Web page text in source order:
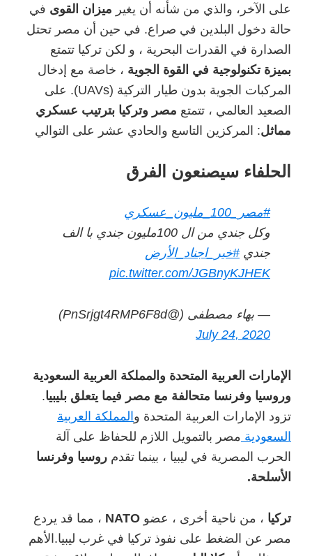
على الآخر، والذي من شأنه أن يغير ميزان القوى في
حالة دخول البلدين في صراع. في حين أن مصر تحتل
الصدارة في القدرات البحرية ، و لكن تركيا تتمتع
بميزة تكنولوجية في القوة الجوية ، خاصة مع إدخال
المركبات الجوية بدون طيار التركية (UAVs). على
الصعيد العالمي ، تتمتع مصر وتركيا بترتيب عسكري
مماثل: المركزين التاسع والحادي عشر على التوالي
الحلفاء سيصنعون الفرق
#مصر_100_مليون_عسكري
وكل جندي من ال 100مليون جندي با الف
جندي#خير_اجناد_الأرض
pic.twitter.com/JGBnyKJHEK
— بهاء مصطفى (@PnSrjgt4RMP6F8d)
July 24, 2020
الإمارات العربية المتحدة والمملكة العربية السعودية
وروسيا وفرنسا متحالفة مع مصر فيما يتعلق بليبيا.
تزود الإمارات العربية المتحدة و المملكة العربية
السعودية مصر بالتمويل اللازم للحفاظ على آلة
الحرب المصرية في ليبيا ، بينما تقدم روسيا وفرنسا
الأسلحة.
تركيا ، من ناحية أخرى ، عضو NATO ، مما قد يردع
مصر عن الضغط على نفوذ تركيا في غرب ليبيا.الأهم